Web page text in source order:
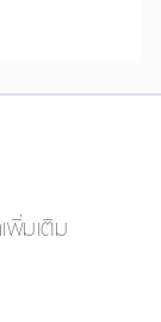
มเติม